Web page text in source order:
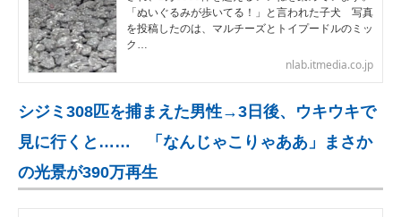
「ぬいぐるみが歩いてる！」と言われた子犬 写真
を投稿したのは、マルチーズとトイプードルのミッ
ク…
nlab.itmedia.co.jp
シジミ308匹を捕まえた男性→3日後、ウキウキで
見に行くと…… 「なんじゃこりゃああ」まさか
の光景が390万再生